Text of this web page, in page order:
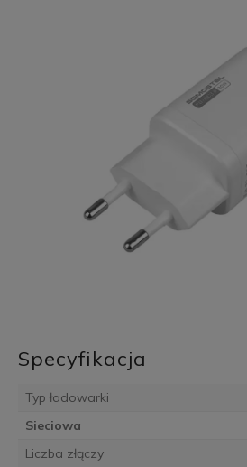
Specyfikacja
Typ ładowarki
Sieciowa
Liczba złączy